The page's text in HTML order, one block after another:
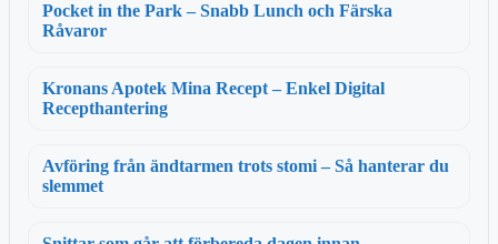
Pocket in the Park – Snabb Lunch och Färska
Råvaror
Kronans Apotek Mina Recept – Enkel Digital
Recepthantering
Avföring från ändtarmen trots stomi – Så hanterar du
slemmet